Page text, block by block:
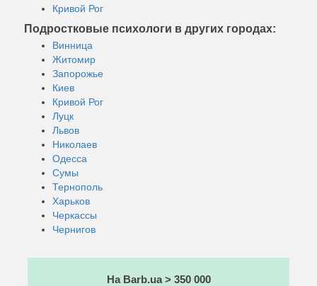
Кривой Рог
Подростковые психологи в других городах:
Винница
Житомир
Запорожье
Киев
Кривой Рог
Луцк
Львов
Николаев
Одесса
Сумы
Тернополь
Харьков
Черкассы
Чернигов
На Barb.ua > 350 000